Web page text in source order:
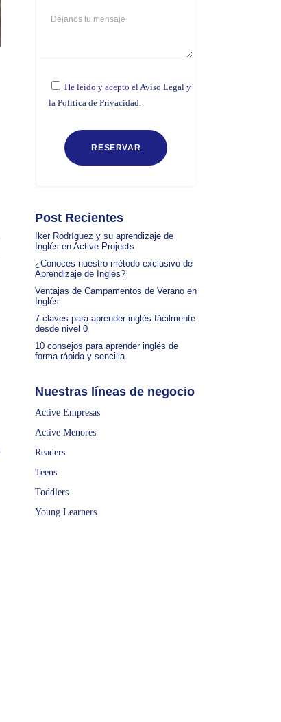
He leído y acepto elAviso Legaly
la Política de Privacidad.
Post Recientes
Iker Rodríguez y su aprendizaje de
Inglés en Active Projects
¿Conoces nuestro método exclusivo de
Aprendizaje de Inglés?
Ventajas de Campamentos de Verano en
Inglés
7 claves para aprender inglés fácilmente
desde nivel 0
10 consejos para aprender inglés de
forma rápida y sencilla
Nuestras líneas de negocio
Active Empresas
Active Menores
Readers
Teens
Toddlers
Young Learners